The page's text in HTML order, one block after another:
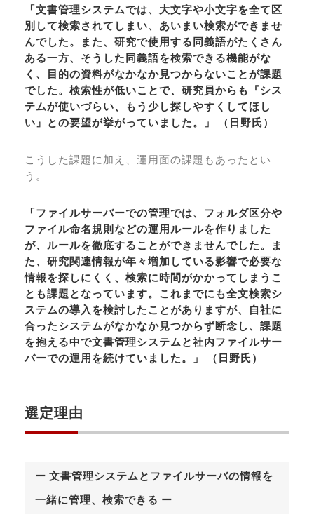
「文書管理システムでは、大文字や小文字を全て区
別して検索されてしまい、あいまい検索ができませ
んでした。また、研究で使用する同義語がたくさん
ある一方、そうした同義語を検索できる機能がな
く、目的の資料がなかなか見つからないことが課題
でした。検索性が低いことで、研究員からも『シス
テムが使いづらい、もう少し探しやすくしてほし
い』との要望が挙がっていました。」 （日野氏）
こうした課題に加え、運用面の課題もあったとい
う。
「ファイルサーバーでの管理では、フォルダ区分や
ファイル命名規則などの運用ルールを作りました
が、ルールを徹底することができませんでした。ま
た、研究関連情報が年々増加している影響で必要な
情報を探しにくく、検索に時間がかかってしまうこ
とも課題となっています。これまでにも全文検索シ
ステムの導入を検討したことがありますが、自社に
合ったシステムがなかなか見つからず断念し、課題
を抱える中で文書管理システムと社内ファイルサー
バーでの運用を続けていました。」 （日野氏）
選定理由
ー 文書管理システムとファイルサーバの情報を
一緒に管理、検索できる ー